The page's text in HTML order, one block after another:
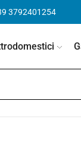
3792401254